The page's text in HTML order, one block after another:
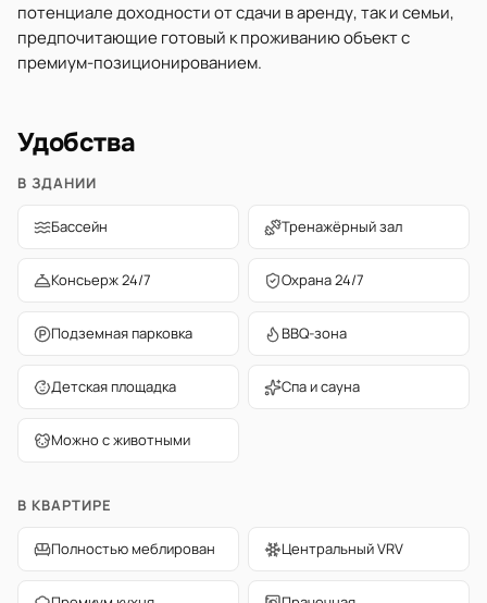
потенциале доходности от сдачи в аренду, так и семьи,
предпочитающие готовый к проживанию объект с
премиум-позиционированием.
Удобства
В ЗДАНИИ
Бассейн Тренажёрный зал
Консьерж 24/7 Охрана 24/7
Подземная парковка BBQ-зона
Детская площадка Спа и сауна
Можно с животными
В КВАРТИРЕ
Полностью меблирован Центральный VRV